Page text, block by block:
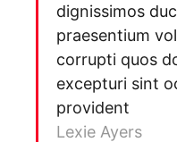
dignissimos
praesentium
corrupti quos
excepturi sint
provident
Lexie Ayers